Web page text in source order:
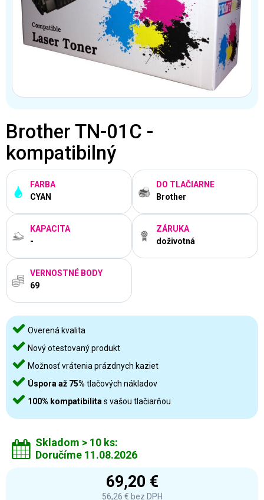
Brother TN-01C -
kompatibilný
FARBA
CYAN
DO TLAČIARNE
Brother
KAPACITA
-
ZÁRUKA
doživotná
VERNOSTNÉ BODY
69
Overená kvalita
Nový otestovaný produkt
Možnosť vrátenia prázdnych kaziet
Úspora až 75% tlačových nákladov
100% kompatibilita s vašou tlačiarňou
Skladom > 10 ks:
Doručíme 11.08.2026
69,20 €
56,26 € bez DPH